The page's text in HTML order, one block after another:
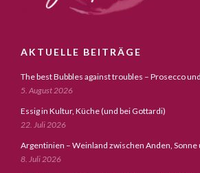
AKTUELLE BEITRÄGE
The best Bubbles against troubles – Prosecco
5. August 2026
Essig in Kultur, Küche (und bei Gottardi)
22. Juli 2026
Argentinien – Weinland zwischen Anden, Sonne
8. Juli 2026